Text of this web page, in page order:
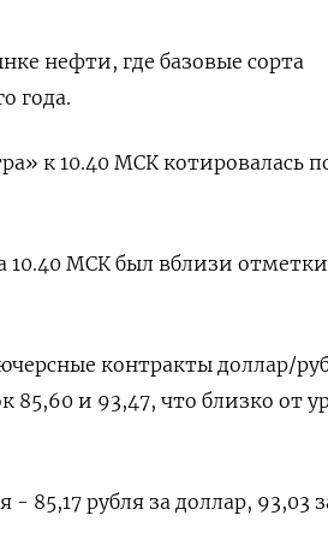
нефти, где базовые сорта
года.
к 10.40 МСК котировалась
10.40 МСК был вблизи
контракты доллар/
85,60 и 93,47, что близко от
85,17 рубля за доллар, 93,03